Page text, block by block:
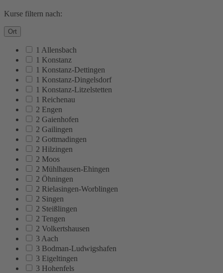
Kurse filtern nach:
Ort
1 Allensbach
1 Konstanz
1 Konstanz-Dettingen
1 Konstanz-Dingelsdorf
1 Konstanz-Litzelstetten
1 Reichenau
2 Engen
2 Gaienhofen
2 Gailingen
2 Gottmadingen
2 Hilzingen
2 Moos
2 Mühlhausen-Ehingen
2 Öhningen
2 Rielasingen-Worblingen
2 Singen
2 Steißlingen
2 Tengen
2 Volkertshausen
3 Aach
3 Bodman-Ludwigshafen
3 Eigeltingen
3 Hohenfels